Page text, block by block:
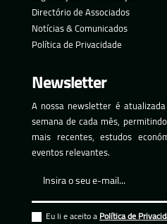
Directório de Associados
Notícias & Comunicados
Política de Privacidade
Newsletter
A nossa newsletter é
semana de cada mês,
mais recentes, estudos
eventos relevantes.
Eu li e aceito aPolítica de